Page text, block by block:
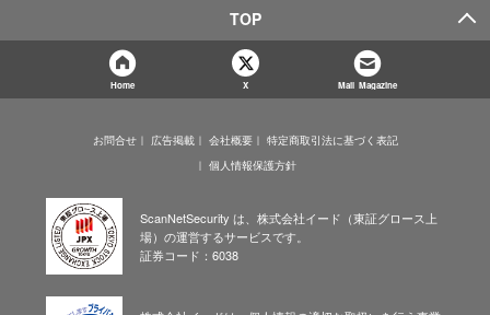
TOP
Home X Mail Magazine
お問合せ 広告掲載 会社概要
特定商取引法に基づく表記
個人情報保護方針
ScanNetSecurity は、株式会社イード（東証グロース上
場）の運営するサービスです。
証券コード：6038